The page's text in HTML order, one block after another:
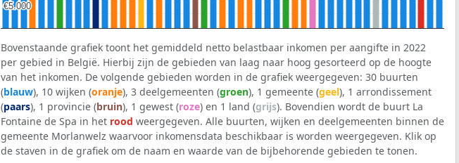
€5.000
€5.000
Bovenstaande grafiek toont het gemiddeld netto belastbaar inkomen per aangifte in 2022
per gebied in België. Hierbij zijn de gebieden van laag naar hoog gesorteerd op de hoogte
van het inkomen. De volgende gebieden worden in de grafiek weergegeven: 30 buurten
(blauw), 10 wijken (oranje), 3 deelgemeenten (groen), 1 gemeente (geel), 1 arrondissement
(paars), 1 provincie (bruin), 1 gewest (roze) en 1 land (grijs). Bovendien wordt de buurt La
Fontaine de Spa in het rood weergegeven. Alle buurten, wijken en deelgemeenten binnen de
gemeente Morlanwelz waarvoor inkomensdata beschikbaar is worden weergegeven. Klik op
de staven in de grafiek om de naam en waarde van de bijbehorende gebieden te tonen.